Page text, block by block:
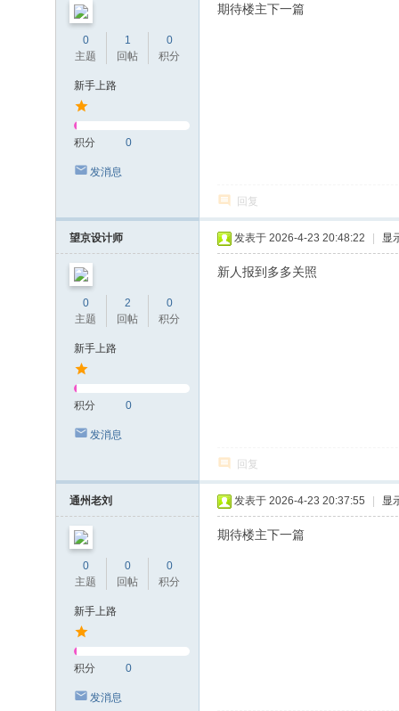
0
主题
1
回帖
0
积分
新手上路
积分 0
发消息
期待楼主下一篇
回复
望京设计师
0
主题
2
回帖
0
积分
新手上路
积分 0
发消息
发表于 2026-4-23 20:48:22 显
新人报到多多关照
回复
通州老刘
0
主题
0
回帖
0
积分
新手上路
积分 0
发消息
发表于 2026-4-23 20:37:55 显
期待楼主下一篇